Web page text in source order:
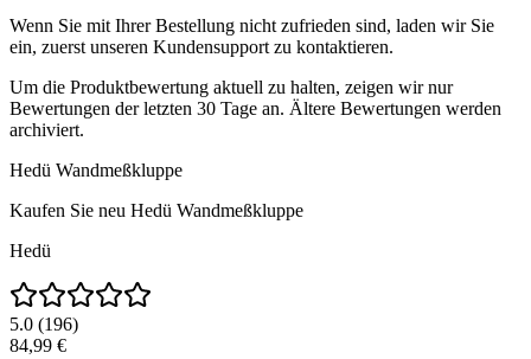
Wenn Sie mit Ihrer Bestellung nicht zufrieden sind, laden wir Sie
ein, zuerst unseren Kundensupport zu kontaktieren.
Um die Produktbewertung aktuell zu halten, zeigen wir nur
Bewertungen der letzten 30 Tage an. Ältere Bewertungen werden
archiviert.
Hedü Wandmeßkluppe
Kaufen Sie neu Hedü Wandmeßkluppe
Hedü
5.0 (196)
84,99 €